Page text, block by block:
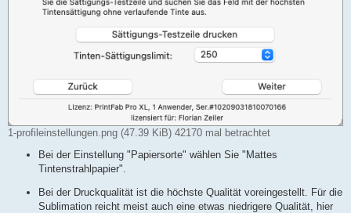
1-profileinstellungen.png (47.39 KiB) 42170 mal betrachtet
Bei der Einstellung "Papiersorte" wählen Sie "Mattes
Tintenstrahlpapier".
Bei der Druckqualität ist die höchste Qualität voreingestellt. Für die
Sublimation reicht meist auch eine etwas niedrigere Qualität, hier